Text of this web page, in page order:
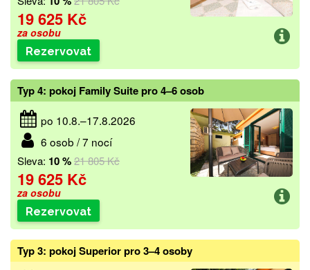
19 625 Kč
za osobu
Rezervovat
Typ 4: pokoj Family Suite pro 4–6 osob
po 10.8.–17.8.2026
6 osob / 7 nocí
Sleva: 10 %21 805 Kč
19 625 Kč
za osobu
Rezervovat
Typ 3: pokoj Superior pro 3–4 osoby